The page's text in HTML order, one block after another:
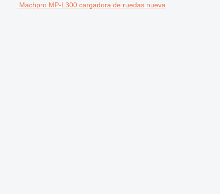
Machpro MP-L300 cargadora de ruedas nueva